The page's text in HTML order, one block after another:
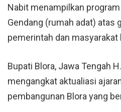
Nabit menampilkan
Gendang (rumah adat) atas
pemerintah dan masyarakat
Bupati Blora, Jawa Tengah
mengangkat aktualiasi
pembangunan Blora yang